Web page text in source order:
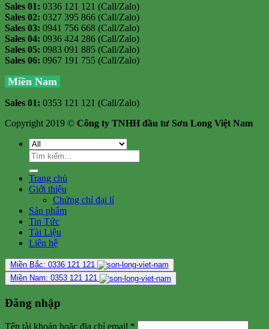
Sales 01: 0336 121 121 (Call/Zalo)
Sales 02: 0327 395 866 (Call/Zalo)
Sales 03: 0941 756 668 (Call/Zalo)
Sales 04: 0936 424 286 (Call/Zalo)
Sales 05: 0983 091 885 (Call/Zalo)
Sales 06: 0967 191 755 (Call/Zalo)
Miền Nam
Sales 01: 0353 121 121 (Call/Zalo)
Copyright 2019 © Công ty TNHH đầu tư Sơn Long Việt Nam
Tìm
kiếm:
Trang chủ
Giới thiệu
Chứng chỉ đại lí
Sản phẩm
Tin Tức
Tài Liệu
Liên hệ
Miền Bắc: 0336 121 121
Miền Nam: 0353 121 121
Đăng nhập
Tên tài khoản hoặc địa chỉ email *